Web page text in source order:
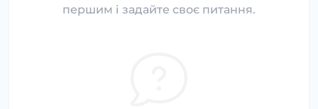
першим і задайте своє питання.